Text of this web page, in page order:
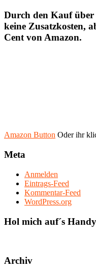
Durch den Kauf über
keine Zusatzkosten,
Cent von Amazon.
Amazon Button Oder ihr
Meta
Anmelden
Eintrags-Feed
Kommentar-Feed
WordPress.org
Hol mich auf´s Handy
Archiv